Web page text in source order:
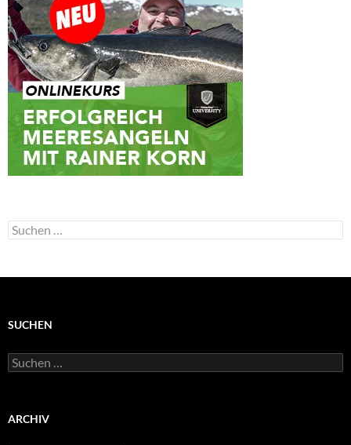
Suchen
nach:
SUCHEN
Suchen
nach:
ARCHIV